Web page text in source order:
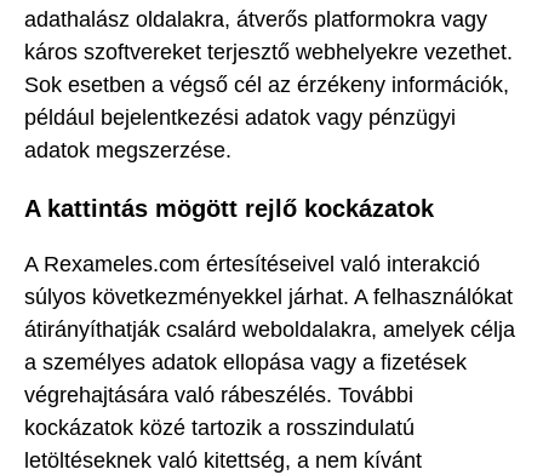
adathalász oldalakra, átverős platformokra vagy
káros szoftvereket terjesztő webhelyekre vezethet.
Sok esetben a végső cél az érzékeny információk,
például bejelentkezési adatok vagy pénzügyi
adatok megszerzése.
A kattintás mögött rejlő kockázatok
A Rexameles.com értesítéseivel való interakció
súlyos következményekkel járhat. A felhasználókat
átirányíthatják csalárd weboldalakra, amelyek célja
a személyes adatok ellopása vagy a fizetések
végrehajtására való rábeszélés. További
kockázatok közé tartozik a rosszindulatú
letöltéseknek való kitettség, a nem kívánt